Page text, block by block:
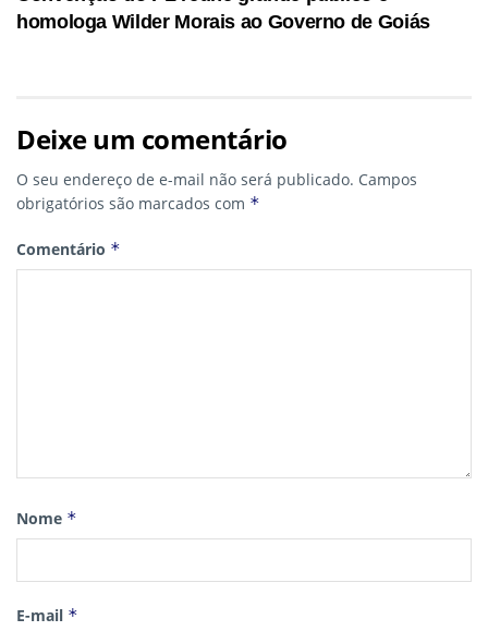
homologa Wilder Morais ao Governo de Goiás
Deixe um comentário
O seu endereço de e-mail não será publicado. Campos
obrigatórios são marcados com *
Comentário *
Nome *
E-mail *